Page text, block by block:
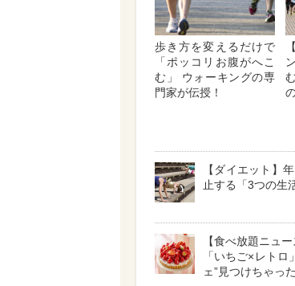
歩き方を変えるだけで
「ポッコリお腹がへこ
む」 ウォーキングの専
門家が伝授！
【ダイエット】
止する「3つの生
【食べ放題ニュ
「いちご×レトロ
ェ”見つけちゃっ